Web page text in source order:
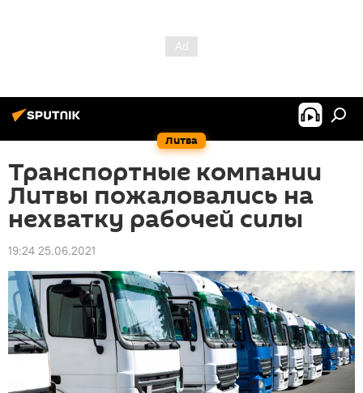
Литва
Транспортные компании
Литвы пожаловались на
нехватку рабочей силы
19:24 25.06.2021